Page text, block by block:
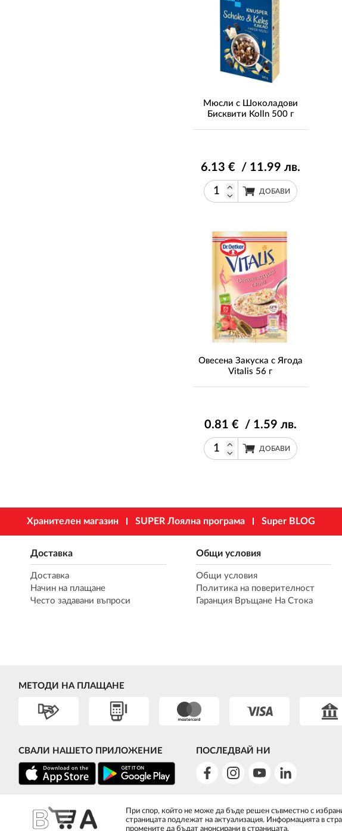
Мюсли с Шоколадови
Бисквити Kolln 500 г
6.13 € / 11.99 лв.
ДОБАВИ
Овесена Закуска с Ягода
Vitalis 56 г
0.81 € / 1.59 лв.
ДОБАВИ
Хранителен магазин SUPER Лоялна програма Super BLOG
Доставка
Доставка
Начин на плащане
Често задавани въпроси
Общи условия
Общи условия
Политика на поверителност
Гаранция Връщане На Стока
МЕТОДИ НА ПЛАЩАНЕ
СВАЛИ НАШЕТО ПРИЛОЖЕНИЕ ПОСЛЕДВАЙ НИ
При спор, който не може да бъде решен съвместно с
страницата подлежат на актуализация. Информацията в
промените да бъдат анонсирани в страницата.